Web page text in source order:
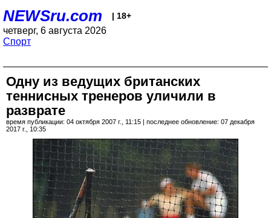
NEWSru.com | 18+
четверг, 6 августа 2026
Спорт
Одну из ведущих британских
теннисных тренеров уличили в
разврате
время публикации: 04 октября 2007 г., 11:15 | последнее обновление: 07 декабря
2017 г., 10:35